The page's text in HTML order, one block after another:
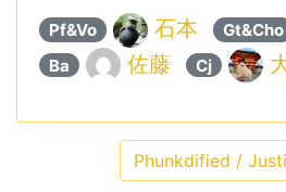
Pf&Vo 石本 Gt&Cho
Ba 佐藤 Cj
Phunkdified /